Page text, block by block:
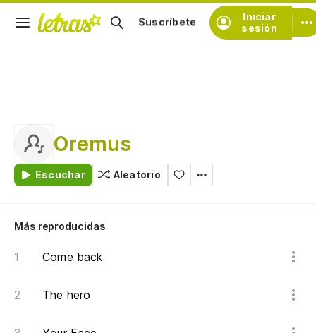
Iniciar
sesión
Suscríbete
Oremus
Escuchar Aleatorio
Más reproducidas
Come back
The hero